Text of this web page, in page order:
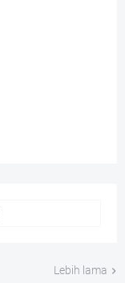
Lebih lama